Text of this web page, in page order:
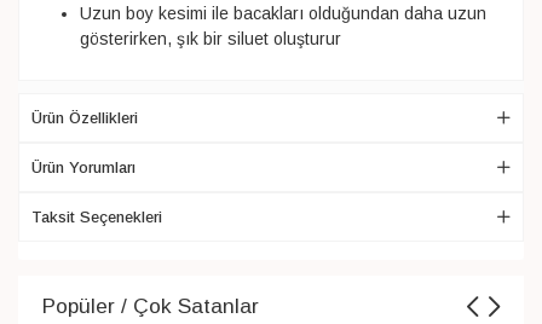
Uzun boy kesimi ile bacakları olduğundan daha uzun
gösterirken, şık bir siluet oluşturur
Ürün Özellikleri
Ürün Yorumları
Taksit Seçenekleri
Popüler / Çok Satanlar